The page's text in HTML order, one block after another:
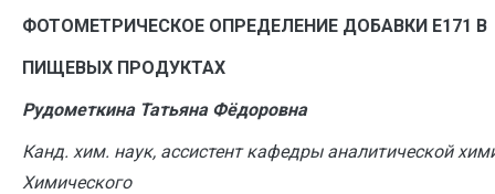
ФОТОМЕТРИЧЕСКОЕ ОПРЕДЕЛЕНИЕ ДОБАВКИ Е171 В
ПИЩЕВЫХ ПРОДУКТАХ
Рудометкина Татьяна Фёдоровна
Канд. хим. наук, ассистент кафедры аналитической
Химического